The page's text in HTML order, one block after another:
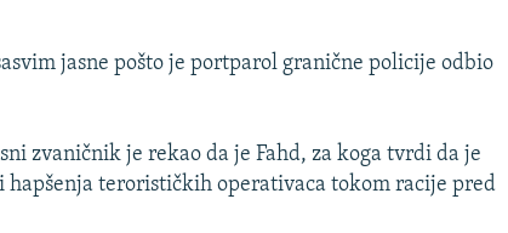
jasne pošto je portparol granične policije odbio
zvaničnik je rekao da je Fahd, za koga tvrdi da je
terorističkih operativaca tokom racije pred